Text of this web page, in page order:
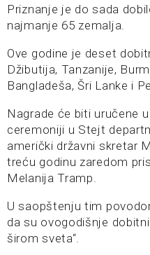
Priznanje je do sada
najmanje 65 zemalja.
Ove godine je deset
Džibutija, Tanzanije,
Bangladeša, Šri Lanke i
Nagrade će biti uručene
ceremoniji u Stejt
američki državni skretar
treću godinu zaredom
Melanija Tramp.
U saopštenju tim
da su ovogodišnje
širom sveta“.